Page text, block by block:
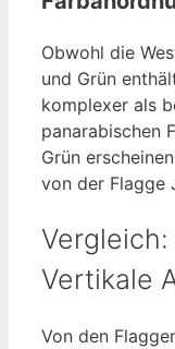
Obwohl die
und Grün
komplexer als
panarabischen
Grün
von der Flagge
Vertikale
Von den